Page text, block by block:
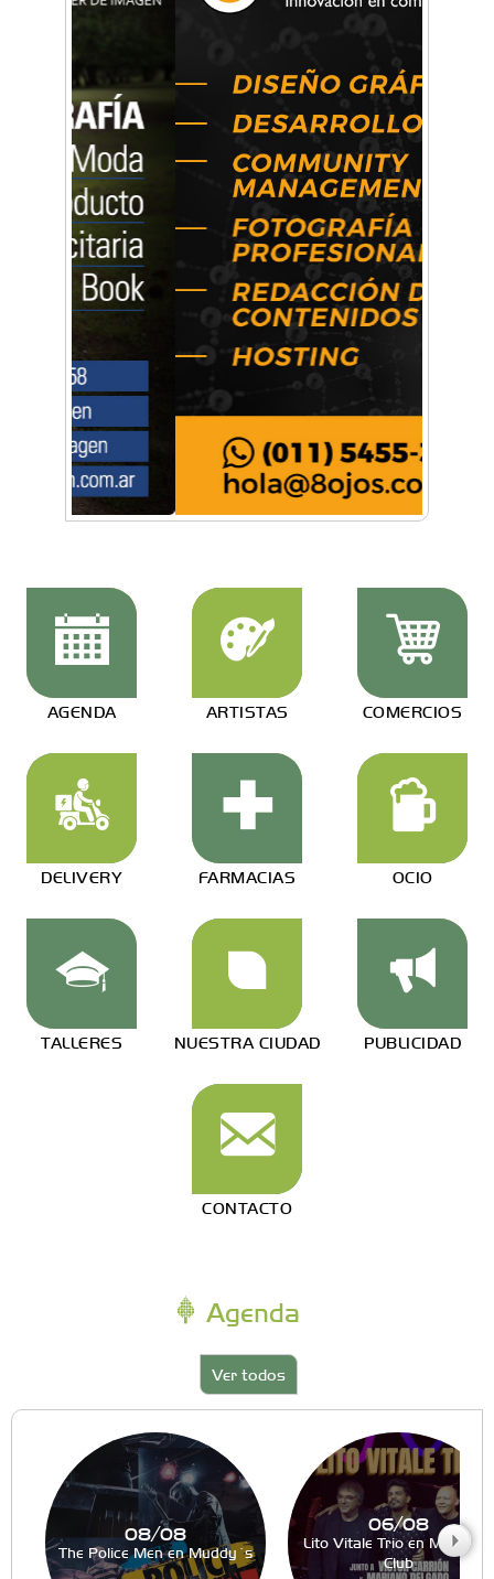
Mariana Croce: "Hoy las empresas necesitan
un asesoramiento integral para crecer con
seguridad"
Música, teatro, yoga, danza y mucho más:
Conocé todos los talleres para aprender y
disfrutar en la Zona Oeste
AGENDA ARTISTAS COMERCIOS
DELIVERY FARMACIAS OCIO
TALLERES NUESTRA CIUDAD PUBLICIDAD
CONTACTO
Agenda
Ver todos
08/08
The Police Men en Muddy´s
06/08
Lito Vitale Trio en Muddy´s
Club